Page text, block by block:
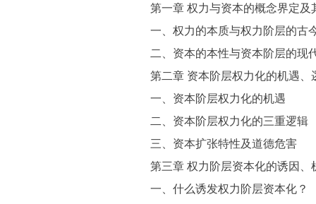
第一章 权力与资本的概念界定及
一、权力的本质与权力阶层的古
二、资本的本性与资本阶层的现
第二章 资本阶层权力化的机遇、
一、资本阶层权力化的机遇
二、资本阶层权力化的三重逻辑
三、资本扩张特性及道德危害
第三章 权力阶层资本化的诱因、
一、什么诱发权力阶层资本化？